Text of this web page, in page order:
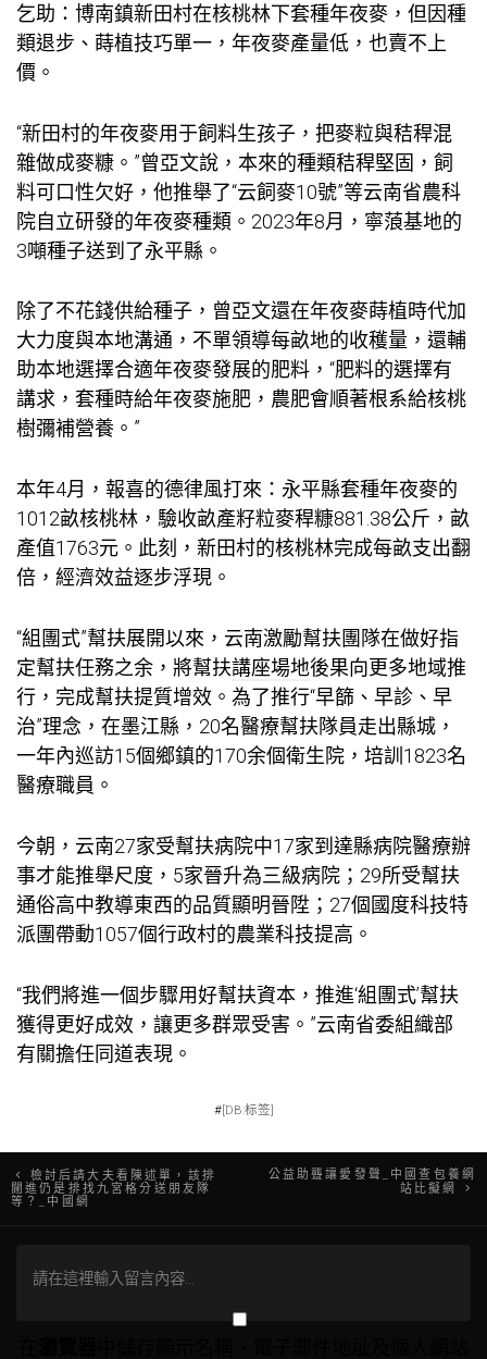
乞助：博南鎮新田村在核桃林下套種年夜麥，但因種
類退步、蒔植技巧單一，年夜麥產量低，也賣不上
價。
“新田村的年夜麥用于飼料生孩子，把麥粒與秸稈混
雜做成麥糠。”曾亞文說，本來的種類秸稈堅固，飼
料可口性欠好，他推舉了“云飼麥10號”等云南省農科
院自立研發的年夜麥種類。2023年8月，寧蒗基地的
3噸種子送到了永平縣。
除了不花錢供給種子，曾亞文還在年夜麥蒔植時代加
大力度與本地溝通，不單領導每畝地的收穫量，還輔
助本地選擇合適年夜麥發展的肥料，“肥料的選擇有
講求，套種時給年夜麥施肥，農肥會順著根系給核桃
樹彌補營養。”
本年4月，報喜的德律風打來：永平縣套種年夜麥的
1012畝核桃林，驗收畝產籽粒麥稈糠881.38公斤，畝
產值1763元。此刻，新田村的核桃林完成每畝支出翻
倍，經濟效益逐步浮現。
“組團式”幫扶展開以來，云南激勵幫扶團隊在做好指
定幫扶任務之余，將幫扶講座場地後果向更多地域推
行，完成幫扶提質增效。為了推行“早篩、早診、早
治”理念，在墨江縣，20名醫療幫扶隊員走出縣城，
一年內巡訪15個鄉鎮的170余個衛生院，培訓1823名
醫療職員。
今朝，云南27家受幫扶病院中17家到達縣病院醫療辦
事才能推舉尺度，5家晉升為三級病院；29所受幫扶
通俗高中教導東西的品質顯明晉陞；27個國度科技特
派團帶動1057個行政村的農業科技提高。
“我們將進一個步驟用好幫扶資本，推進‘組團式’幫扶
獲得更好成效，讓更多群眾受害。”云南省委組織部
有關擔任同道表現。
#[DB:标签]
文
章
導
檢討后請大夫看陳述單，該排
闥進仍是排找九宮格分送朋友隊
等？_中國網
公益助聾讓愛發聲_中國查包養網
站比擬網